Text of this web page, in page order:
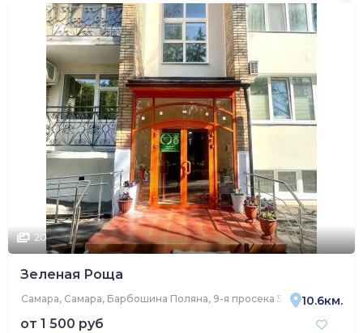
20
Зеленая Роща
Самара, Самара, Барбошина Поляна, 9-я просека 5-я линия, 1А
10.6км.
от 1 500 руб